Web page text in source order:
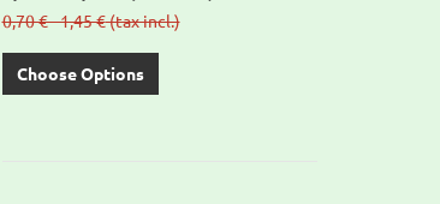
0,70 € - 1,45 €(tax incl.)
Choose Options